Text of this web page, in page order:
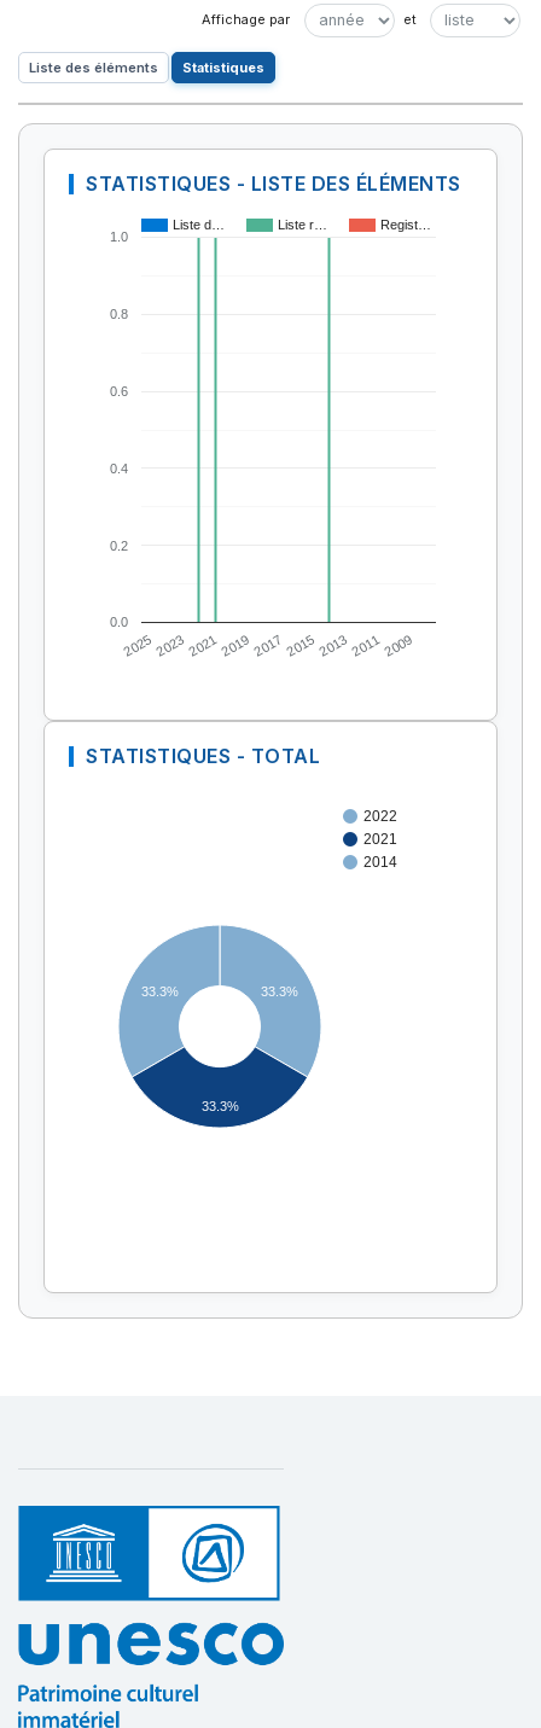
Liste des éléments Statistiques
Affichage par
STATISTIQUES - LISTE DES ÉLÉMENTS
Liste d… Liste r… Regist…
20252023202120192017 2015201320112009
0.0
0.2
0.4
0.6
0.8
1.0
STATISTIQUES - TOTAL
2022
2021
2014
33.3%
33.3%
33.3%